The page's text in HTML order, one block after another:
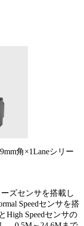
角×1Laneシリー
ーズセンサを搭載し
Speedセンサを搭
High Speedセンサの